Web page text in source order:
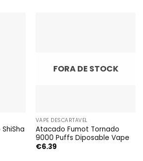
FORA DE STOCK
VAPE DESCARTÁVEL
Atacado Fumot Tornado
9000 Puffs Diposable Vape
€6.39